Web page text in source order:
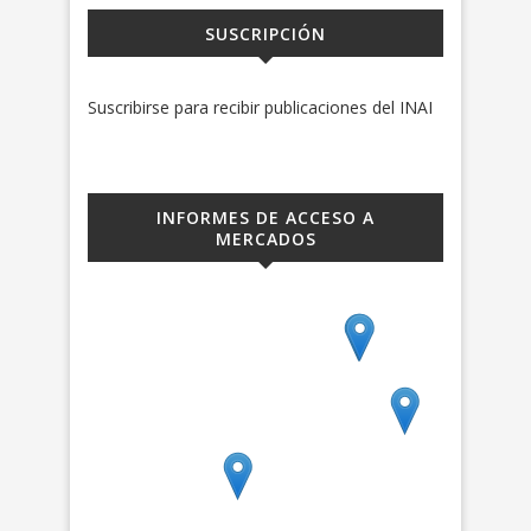
SUSCRIPCIÓN
Suscribirse para recibir publicaciones del INAI
INFORMES DE ACCESO A
MERCADOS